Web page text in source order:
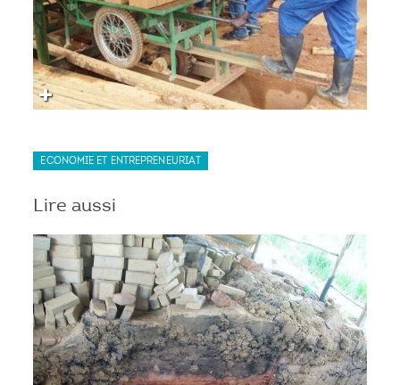
ECONOMIE ET ENTREPRENEURIAT
Lire aussi